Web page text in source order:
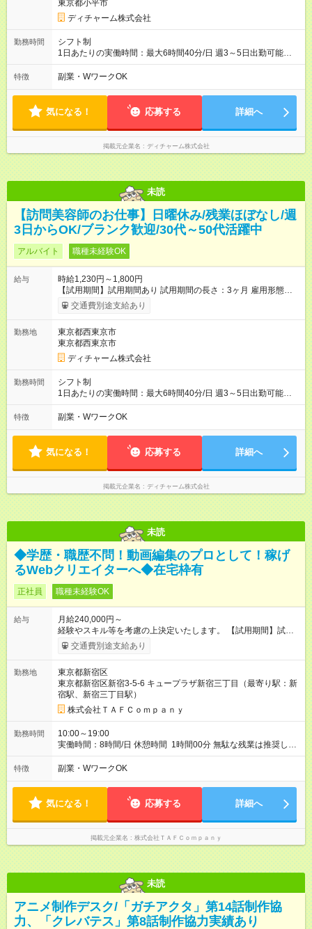
東京都小平市
ディチャーム株式会社
勤務時間
シフト制
1日あたりの実働時間：最大6時間40分/日 週3～5日出勤可能な
方 （シフト例） 9:00～16:40（休憩1時間含む） ご希望に合わせ
て勤務終了時間はご相談可能です ※勤務地により多少の前後
特徴 副業・WワークOK
気になる！ 応募する 詳細へ
掲載元企業名 ディチャーム株式会社
未読
【訪問美容師のお仕事】日曜休み/残業ほぼなし/週
3日からOK/ブランク歓迎/30代～50代活躍中
アルバイト 職種未経験OK
給与
時給1,230円～1,800円
【試用期間】試用期間あり 試用期間の長さ：3ヶ月 雇用形態、
給与は本採用時と同じです。
交通費別途支給あり
勤務地
東京都西東京市
東京都西東京市
ディチャーム株式会社
勤務時間
シフト制
1日あたりの実働時間：最大6時間40分/日 週3～5日出勤可能な
方 （シフト例） 9:00～16:40（休憩1時間含む） ご希望に合わせ
て勤務終了時間はご相談可能です ※勤務地により多少の前後
特徴 副業・WワークOK
気になる！ 応募する 詳細へ
掲載元企業名 ディチャーム株式会社
未読
◆学歴・職歴不問！動画編集のプロとして！稼げ
るWebクリエイターへ◆在宅枠有
正社員 職種未経験OK
給与
月給240,000円～
経験やスキル等を考慮の上決定いたします。 【試用期間】試用
期間あり 試用期間の長さ：3ヶ月 雇用形態、給与は本採用時と
同じです。
交通費別途支給あり
勤務地
東京都新宿区
東京都新宿区新宿3-5-6 キュープラザ新宿三丁目（最寄り駅：新
宿駅、新宿三丁目駅）
株式会社ＴＡＦＣｏｍｐａｎｙ
勤務時間
10:00～19:00
実働時間：8時間/日 休憩時間 1時間00分 無駄な残業は推奨して
おりません！プライベートの充実を目指しメリハリをつけてご
活躍できる方はぜひ！
特徴 副業・WワークOK
気になる！ 応募する 詳細へ
掲載元企業名 株式会社ＴＡＦＣｏｍｐａｎｙ
未読
アニメ制作デスク/「ガチアクタ」第14話制作協
力、「クレバテス」第8話制作協力実績あり